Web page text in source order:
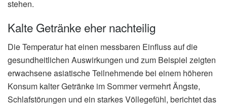
stehen.
Kalte Getränke eher nachteilig
Die Temperatur hat einen messbaren Einfluss auf die
gesundheitlichen Auswirkungen und zum Beispiel zeigten
erwachsene asiatische Teilnehmende bei einem höheren
Konsum kalter Getränke im Sommer vermehrt Ängste,
Schlafstörungen und ein starkes Völlegefühl, berichtet das